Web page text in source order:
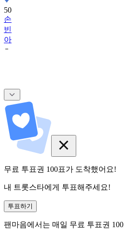
50
손
빈
아
무료 투표권 100표가 도착했어요!
내 트롯스타에게 투표해주세요!
투표하기
팬마음에서는 매일 무료 투표권 100